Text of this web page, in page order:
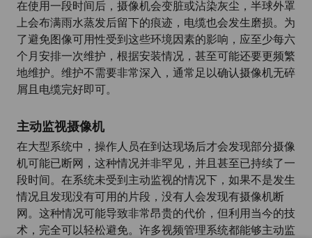
在使用一段时间后，摄像机会变脏或沾染灰尘，半球外罩
上会布满雨水蒸发后留下的痕迹，电缆也会发生磨损。为
了避免图像可用性受到这些环境因素的影响，应至少每六
个月安排一次维护，根据安装情况，甚至可能还要更频繁
地维护。维护不需要非常深入，通常足以确认摄像机无碎
屑且电缆完好即可。
主动监视摄像机
在大型系统中，操作人员在到达现场后才会发现部分摄像
机可能已断网，这种情况并非罕见，并且甚至已持续了一
段时间。在系统未受到主动监视的情况下，如果不是发生
情况且发现没有可用的片段，没有人会发现有摄像机断
网。这种情况可能导致非常昂贵的代价，但利用当今的技
术，完全可以轻松避免。许多视频管理系统都能够主动监